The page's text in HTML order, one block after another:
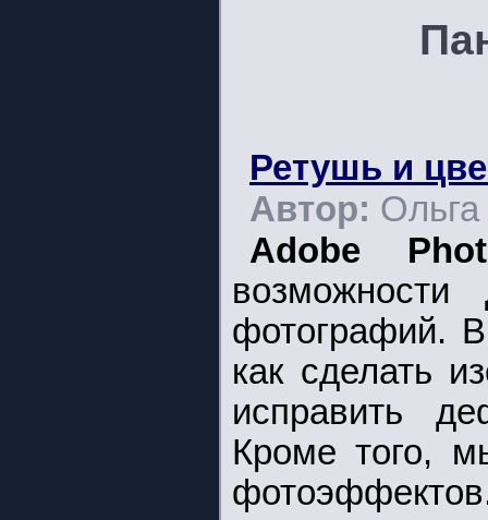
Ретушь и
Автор:
Adobe
возможности
фотографий.
как сделать
исправить
Кроме того,